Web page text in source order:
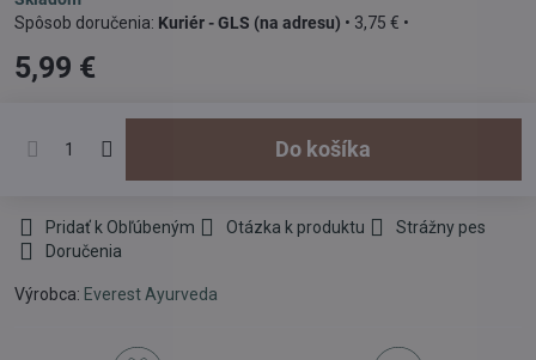
Kuriér - GLS (na adresu) • 3,75 € •
5,99 €
Do košíka
Pridať k Obľúbeným Otázka k produktu
Strážny pes
Doručenia
Výrobca: Everest Ayurveda